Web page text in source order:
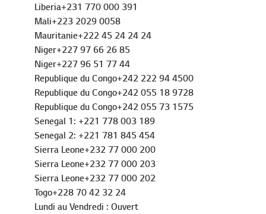
Liberia+231 770 000 391
Mali+223 2029 0058
Mauritanie+222 45 24 24 24
Niger+227 97 66 26 85
Niger+227 96 51 77 44
Republique du Congo+242 222 94 4500
Republique du Congo+242 055 18 9728
Republique du Congo+242 055 73 1575
Senegal 1: +221 778 003 189
Senegal 2: +221 781 845 454
Sierra Leone+232 77 000 200
Sierra Leone+232 77 000 203
Sierra Leone+232 77 000 202
Togo+228 70 42 32 24
Lundi au Vendredi : Ouvert